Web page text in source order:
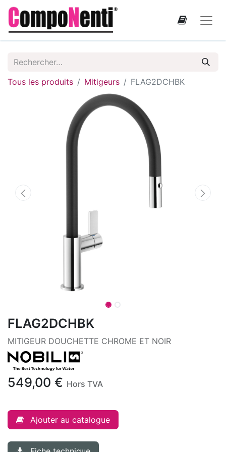
Tous les produits Mitigeurs FLAG2DCHBK
FLAG2DCHBK
MITIGEUR DOUCHETTE CHROME ET NOIR
549,00 € Hors TVA
Ajouter au catalogue